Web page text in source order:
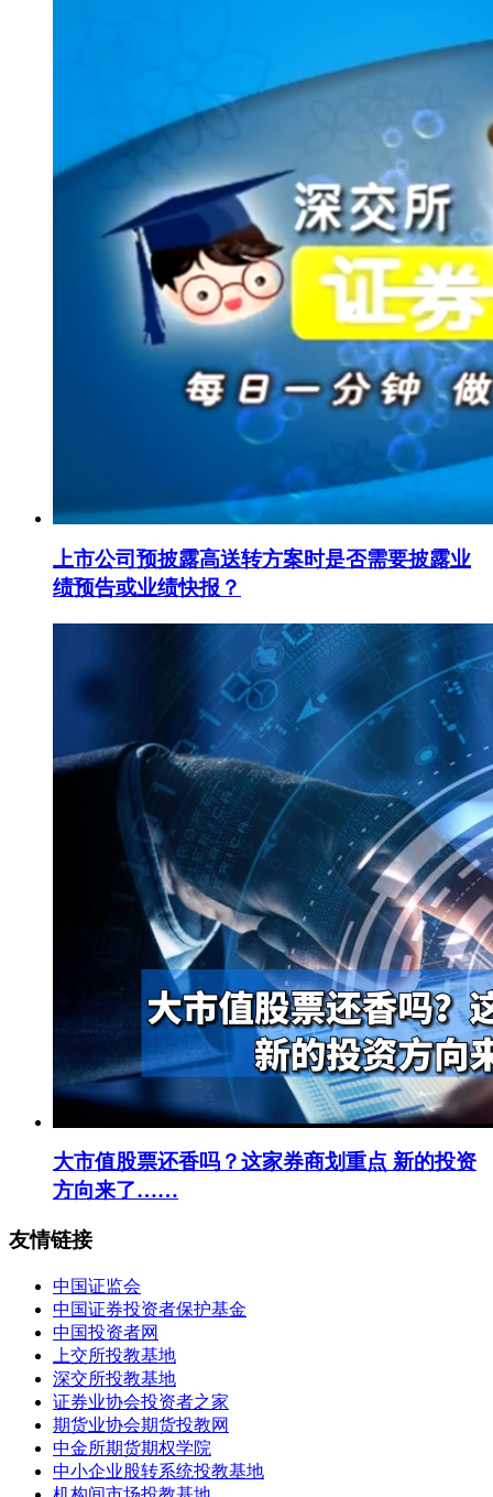
上市公司预披露高送转方案时是否需要披露业
绩预告或业绩快报？
大市值股票还香吗？这家券商划重点 新的投资
方向来了……
友情链接
中国证监会
中国证券投资者保护基金
中国投资者网
上交所投教基地
深交所投教基地
证券业协会投资者之家
期货业协会期货投教网
中金所期货期权学院
中小企业股转系统投教基地